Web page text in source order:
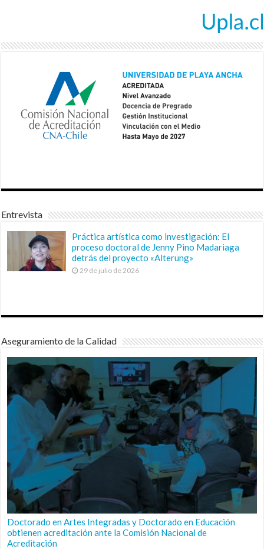
Entrevista
Práctica artística como investigación: El
proceso doctoral de Jenny Pino Madariaga
detrás del proyecto «Alterung»
29 de julio de 2026
Aseguramiento de la Calidad
Doctorado en Artes Integradas y Doctorado en Educación
obtienen acreditación ante la Comisión Nacional de
Acreditación